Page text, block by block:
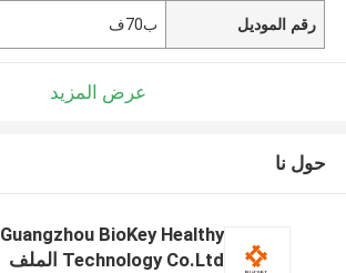
رقم الموديل ب70ف
عرض المزيد
حول نا
Guangzhou BioKey Healthy
Technology Co.Ltd الملف